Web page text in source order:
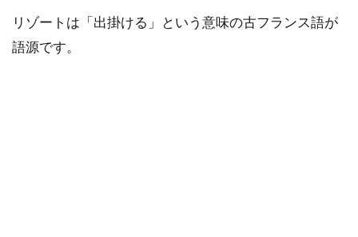
リゾートは「出掛ける」という意味の古フランス語が
語源です。